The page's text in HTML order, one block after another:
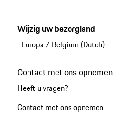
Wijzig uw bezorgland
Europa / Belgium (Dutch)
Contact met ons opnemen
Heeft u vragen?
Contact met ons opnemen